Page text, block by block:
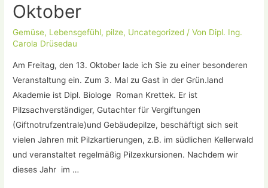
Oktober
Gemüse, Lebensgefühl, pilze, Uncategorized / Von Dipl. Ing.
Carola Drüsedau
Am Freitag, den 13. Oktober lade ich Sie zu einer besonderen
Veranstaltung ein. Zum 3. Mal zu Gast in der Grün.land
Akademie ist Dipl. Biologe Roman Krettek. Er ist
Pilzsachverständiger, Gutachter für Vergiftungen
(Giftnotrufzentrale)und Gebäudepilze, beschäftigt sich seit
vielen Jahren mit Pilzkartierungen, z.B. im südlichen Kellerwald
und veranstaltet regelmäßig Pilzexkursionen. Nachdem wir
dieses Jahr im …